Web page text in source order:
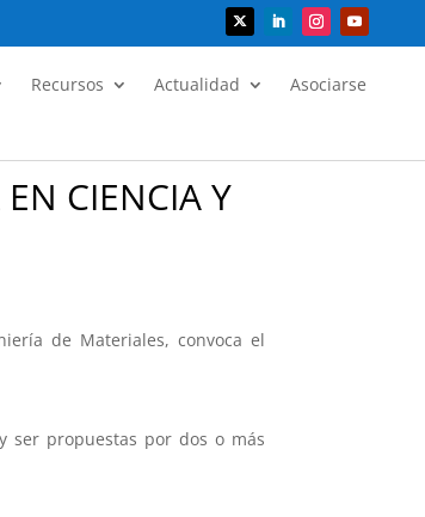
Recursos Actualidad
Asociarse
CIENCIA Y
de Materiales, convoca el
ser propuestas por dos o más